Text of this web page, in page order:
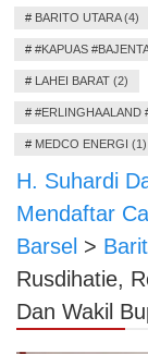
# BARITO UTARA (4)
# #KAPUAS
# LAHEI BARAT (2)
# #ERLINGHAALAND
# MEDCO ENERGI (1)
H. Suhardi
Mendaftar
Barsel >
Rusdihatie,
Dan Wakil